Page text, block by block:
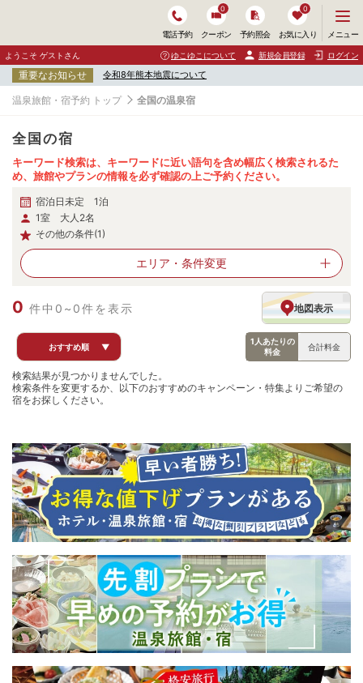
電話予約 クーポン
0
予約照会 お気に入り
0
ニ
ュ
ー
開
メニュー
ようこそ ゲストさん ゆこゆこについて 新規会員登録 ログイン
重要なお知らせ 令和8年熊本地震について
温泉旅館・宿予約 トップ 全国の温泉宿
全国の宿
キーワード検索は、キーワードに近い語句を含め幅広く検索されるた
め、旅館やプランの情報を必ず確認の上ご予約ください。
宿泊日未定 1泊
1室 大人2名
その他の条件(1)
エリア・ 条件変更
0 件中0~0件を表示 地図表示
おすすめ順 ▼
1人あたりの
料金
合計料金
検索結果が見つかりませんでした。
検索条件を変更するか、以下のおすすめのキャンペーン・特集よりご希望の
宿をお探しください。